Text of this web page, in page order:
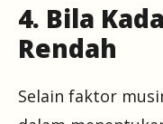
4. Bila
Rendah
Selain faktor